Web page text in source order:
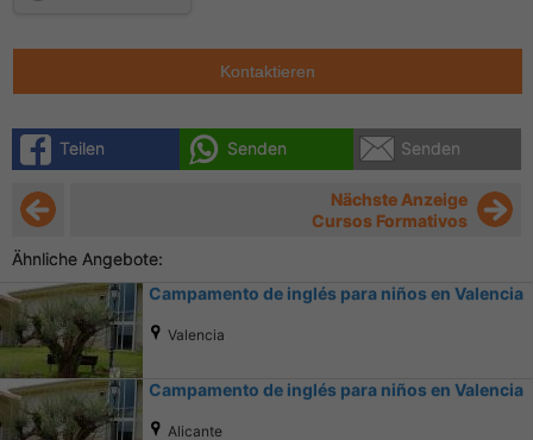
Kontaktieren
Teilen Senden Senden
Nächste Anzeige
Cursos Formativos
Ähnliche Angebote:
Campamento de inglés para niños en Valencia
Valencia
Campamento de inglés para niños en Valencia
Alicante